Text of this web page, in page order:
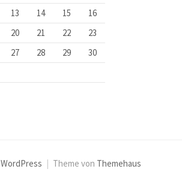
13 14 15
16
20 21 22
23
27 28 29
30
WordPress | Theme von Themehaus